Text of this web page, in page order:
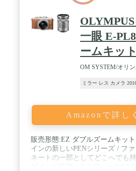
一眼 E-
ームキッ
OM SYSTEM/オリン
ミラー レス カメラ
Amazonで詳し
販売形態:EZ ダブルズームキッ
インの新しいPENシリーズ / フ
ネートの一部としてどこへでも